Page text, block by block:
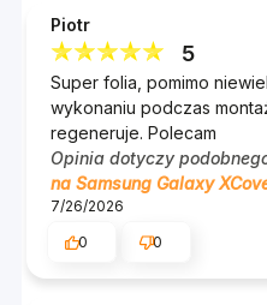
Piotr
5
Super folia, pomimo
wykonaniu podczas
regeneruje. Polecam
Opinia dotyczy
na Samsung Galaxy
7/26/2026
0
0